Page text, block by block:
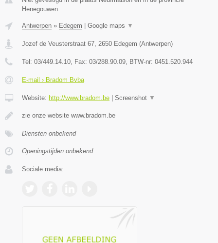
Henegouwen.
Antwerpen » Edegem Google maps ▼
Jozef de Veusterstraat 67 2650 Edegem (Antwerpen)
Tel: 03/449.14.10 , Fax: 03/288.90.09 , BTW-nr: 0451.520.944
E-mail › Bradom Bvba
Website: http://www.bradom.be Screenshot ▼
zie onze website www.bradom.be
Diensten onbekend
Openingstijden onbekend
Sociale media: